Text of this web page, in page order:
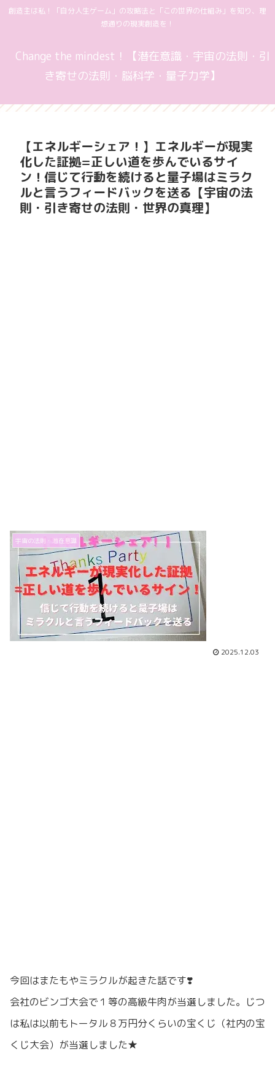
創造主は私！「自分人生ゲーム」の攻略法と「この世界の仕組み」を知り、理
想通りの現実創造を！
Change the mindest！【潜在意識・宇宙の法則・引
き寄せの法則・脳科学・量子力学】
【エネルギーシェア！】エネルギーが現実
化した証拠=正しい道を歩んでいるサイ
ン！信じて行動を続けると量子場はミラク
ルと言うフィードバックを送る【宇宙の法
則・引き寄せの法則・世界の真理】
宇宙の法則・潜在意識
2025.12.03
今回はまたもやミラクルが起きた話です❣️
会社のビンゴ大会で１等の高級牛肉が当選しました。じつ
は私は以前もトータル８万円分くらいの宝くじ（社内の宝
くじ大会）が当選しました★